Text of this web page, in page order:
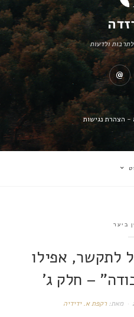
ולדעות
הצהרת נגישות
ביער
לתקשר, אפילו
– חלק ג'
מאת:רקפת א. ידידיה